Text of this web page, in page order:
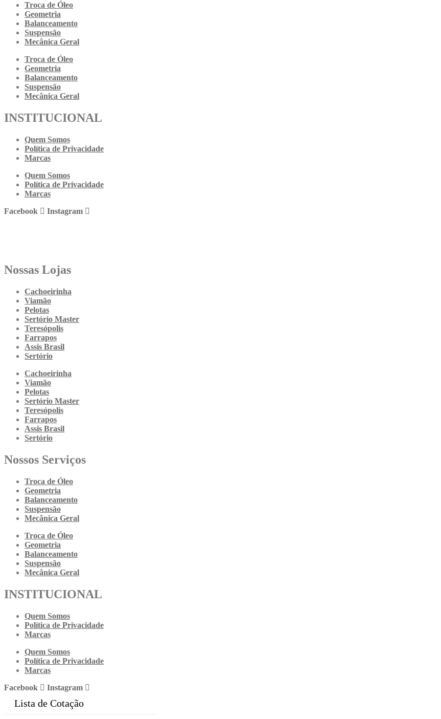
Troca de Óleo
Geometria
Balanceamento
Suspensão
Mecânica Geral
Troca de Óleo
Geometria
Balanceamento
Suspensão
Mecânica Geral
INSTITUCIONAL
Quem Somos
Política de Privacidade
Marcas
Quem Somos
Política de Privacidade
Marcas
Facebook
Instagram
Nossas Lojas
Cachoeirinha
Viamão
Pelotas
Sertório Master
Teresópolis
Farrapos
Assis Brasil
Sertório
Cachoeirinha
Viamão
Pelotas
Sertório Master
Teresópolis
Farrapos
Assis Brasil
Sertório
Nossos Serviços
Troca de Óleo
Geometria
Balanceamento
Suspensão
Mecânica Geral
Troca de Óleo
Geometria
Balanceamento
Suspensão
Mecânica Geral
INSTITUCIONAL
Quem Somos
Política de Privacidade
Marcas
Quem Somos
Política de Privacidade
Marcas
Facebook
Instagram
Lista de Cotação